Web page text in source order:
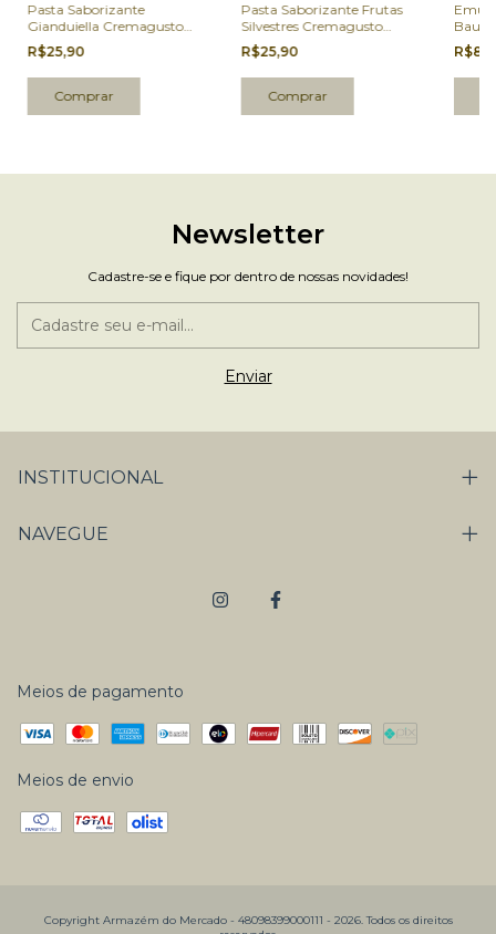
Pasta Saborizante
Gianduiella Cremagusto
200g
R$25,90
Pasta Saborizante Frutas
Silvestres Cremagusto
180g
R$25,90
Newsletter
Cadastre-se e fique por dentro de nossas novidades!
INSTITUCIONAL
NAVEGUE
Meios de pagamento
Meios de envio
Copyright Armazém do Mercado - 48098399000111 - 2026. Todos os direitos